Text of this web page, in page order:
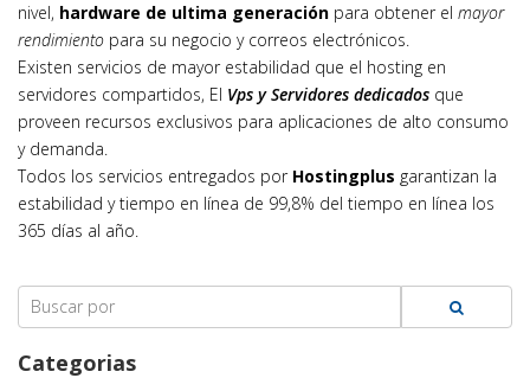
nivel, hardware de ultima generación para obtener el mayor
rendimiento para su negocio y correos electrónicos.
Existen servicios de mayor estabilidad que el hosting en
servidores compartidos, El Vps y Servidores dedicados que
proveen recursos exclusivos para aplicaciones de alto consumo
y demanda.
Todos los servicios entregados por Hostingplus garantizan la
estabilidad y tiempo en línea de 99,8% del tiempo en línea los
365 días al año.
Search
for:
Categorias